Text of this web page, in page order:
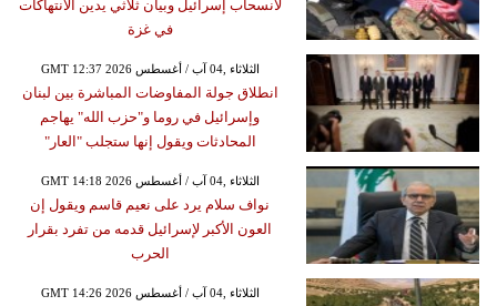
لانسحاب إسرائيل وبيان ثلاثي يدين الانتهاكات
في غزة
GMT 12:37 2026 الثلاثاء ,04 آب / أغسطس
انطلاق جولة المفاوضات المباشرة بين لبنان
وإسرائيل في روما و"حزب الله" يهاجم
المحادثات ويقول إنها ستجلب "العار"
GMT 14:18 2026 الثلاثاء ,04 آب / أغسطس
نواف سلام يرد على نعيم قاسم ويقول إن
العون الأكبر لإسرائيل قدمه من تفرد بقرار
الحرب
GMT 14:26 2026 الثلاثاء ,04 آب / أغسطس